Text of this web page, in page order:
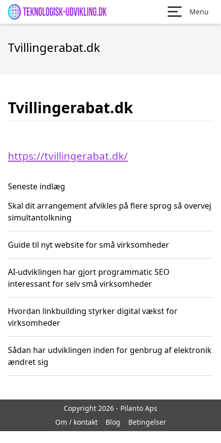
Menu
Tvillingerabat.dk
Tvillingerabat.dk
https://tvillingerabat.dk/
Seneste indlæg
Skal dit arrangement afvikles på flere sprog så overvej
simultantolkning
Guide til nyt website for små virksomheder
AI-udviklingen har gjort programmatic SEO
interessant for selv små virksomheder
Hvordan linkbuilding styrker digital vækst for
virksomheder
Sådan har udviklingen inden for genbrug af elektronik
ændret sig
Copyright 2026 - Pilanto Aps
Om / kontakt
Blog Betingelser